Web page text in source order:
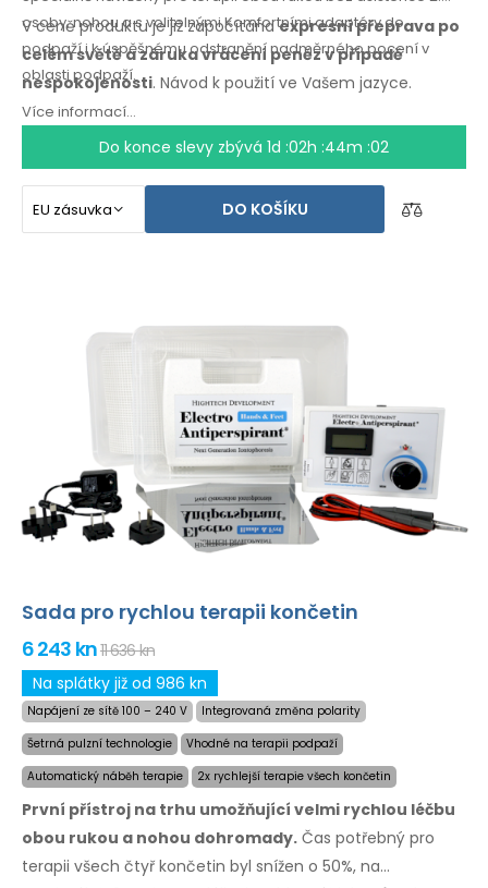
osoby, nohou a s volitelnými Komfortními adaptéry do
podpaží i k úspěšnému odstranění nadměrného pocení v
oblasti podpaží.
V ceně produktu je již započítánaexpresní přeprava po
celém světěa zárukavrácení penězv případě
nespokojenosti. Návod k použití ve Vašem jazyce.
Více informací...
Do konce slevy zbývá1d :02h :44m :01
DO KOŠÍKU
Sada pro rychlou terapii končetin
6 243 kn11 636 kn
Na splátky již od 986 kn
Napájení ze sítě 100 – 240 V
Integrovaná změna polarity
Šetrná pulzní technologie
Vhodné na terapii podpaží
Automatický náběh terapie
2x rychlejší terapie všech končetin
První přístroj na trhu umožňující velmi rychlou léčbu
obou rukou a nohou dohromady. Čas potřebný pro
terapii všech čtyř končetin byl snížen o 50%, na